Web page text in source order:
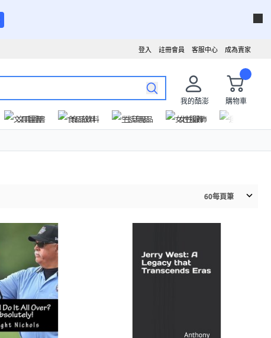
成為賣家
客服中心
註冊會員
登入
我的酷澎
購物車
文具圖書 食品飲料 生活用品 女性服飾
60每頁筆